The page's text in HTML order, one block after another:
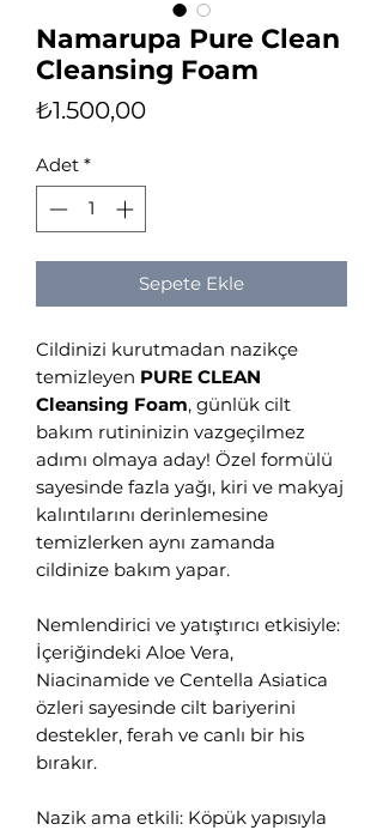
Namarupa Pure Clean
Cleansing Foam
₺1.500,00Fiyat
Adet *
Sepete Ekle
Cildinizi kurutmadan nazikçe
temizleyen PURE CLEAN
Cleansing Foam, günlük cilt
bakım rutininizin vazgeçilmez
adımı olmaya aday! Özel formülü
sayesinde fazla yağı, kiri ve makyaj
kalıntılarını derinlemesine
temizlerken aynı zamanda
cildinize bakım yapar.
Nemlendirici ve yatıştırıcı etkisiyle:
İçeriğindeki Aloe Vera,
Niacinamide ve Centella Asiatica
özleri sayesinde cilt bariyerini
destekler, ferah ve canlı bir his
bırakır.
Nazik ama etkili: Köpük yapısıyla